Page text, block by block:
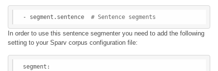
- segment.sentence # Sentence segments
In order to use this sentence segmenter you need to add the following
setting to your Sparv corpus configuration file:
segment: